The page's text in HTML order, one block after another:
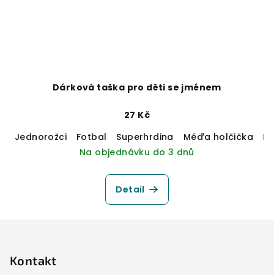
Dárková taška pro děti se jménem
27 Kč
Jednorožci
Fotbal Superhrdina Méďa holčička
Na objednávku do 3 dnů
Detail
Kontakt